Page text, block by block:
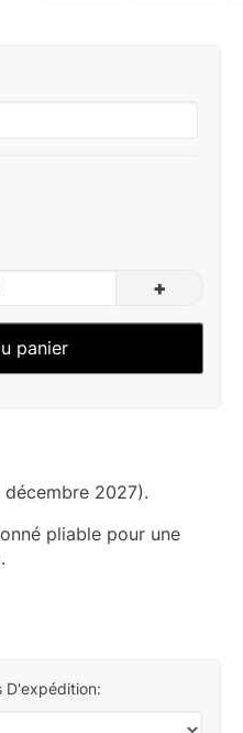
+
panier
2027).
pliable pour une
D'expédition: